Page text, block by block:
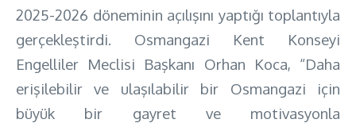
2025-2026 döneminin açılışını yaptığı toplantıyla
gerçekleştirdi. Osmangazi Kent Konseyi
Engelliler Meclisi Başkanı Orhan Koca, “Daha
erişilebilir ve ulaşılabilir bir Osmangazi için
büyük bir gayret ve motivasyonla